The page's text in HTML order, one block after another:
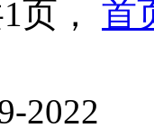
页， 首